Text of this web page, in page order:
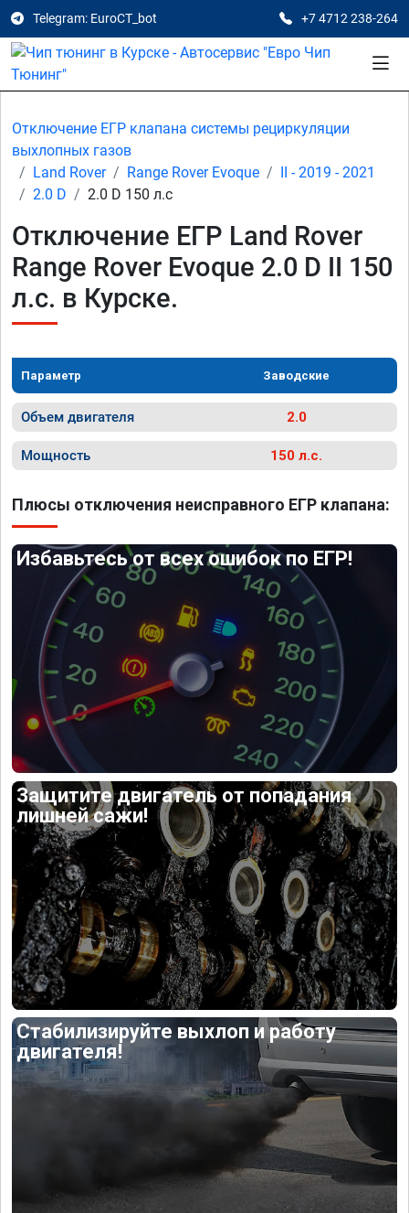
Telegram: EuroCT_bot +7 4712 238-264
Отключение ЕГР клапана системы рециркуляции
выхлопных газов
Land Rover
Range Rover Evoque
II - 2019 - 2021
2.0 D
2.0 D 150 л.с
Отключение ЕГР Land Rover
Range Rover Evoque 2.0 D II 150
л.с. в Курске.
Параметр Заводские
Объем двигателя 2.0
Мощность 150 л.с.
Плюсы отключения неисправного ЕГР клапана:
Избавьтесь от всех ошибок по ЕГР!
Защитите двигатель от попадания
лишней сажи!
Стабилизируйте выхлоп и работу
двигателя!